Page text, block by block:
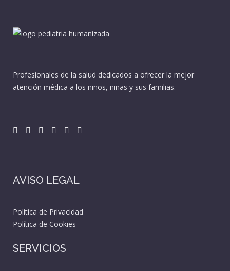
Profesionales de la salud dedicados a ofrecer la mejor
atención médica a los niños, niñas y sus familias.
AVISO LEGAL
Política de Privacidad
Política de Cookies
SERVICIOS